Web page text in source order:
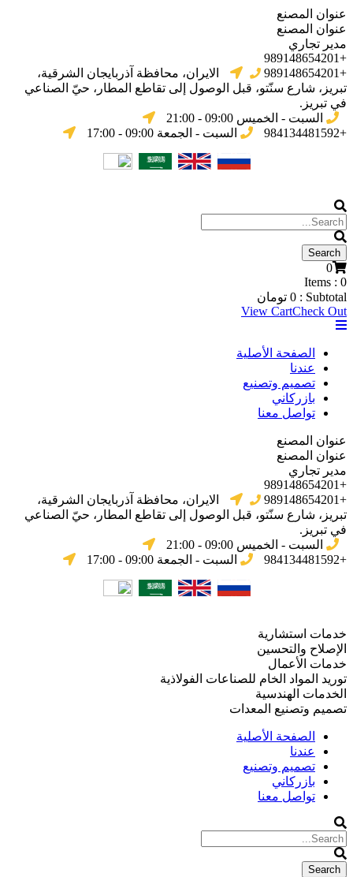
عنوان المصنع
عنوان المصنع
مدير تجاري
+989148654201
+989148654201
الایران، محافظة آذربایجان الشرقیة،
تبریز، شارع سنّتو، قبل الوصول إلى تقاطع المطار، حيّ الصناعي
في تبریز.
السبت - الخميس 09:00 - 21:00
+984134481592
السبت - الجمعة 09:00 - 17:00
0
Items : 0
Subtotal :
0 تومان
View CartCheck Out
الصفحة الأصلية
عندنا
تصميم وتصنيع
بازركاني
تواصل معنا
عنوان المصنع
عنوان المصنع
مدير تجاري
+989148654201
+989148654201
الایران، محافظة آذربایجان الشرقیة،
تبریز، شارع سنّتو، قبل الوصول إلى تقاطع المطار، حيّ الصناعي
في تبریز.
السبت - الخميس 09:00 - 21:00
+984134481592
السبت - الجمعة 09:00 - 17:00
خدمات استشارية
الإصلاح والتحسين
خدمات الأعمال
توريد المواد الخام للصناعات الفولاذية
الخدمات الهندسية
تصميم وتصنيع المعدات
الصفحة الأصلية
عندنا
تصميم وتصنيع
بازركاني
تواصل معنا